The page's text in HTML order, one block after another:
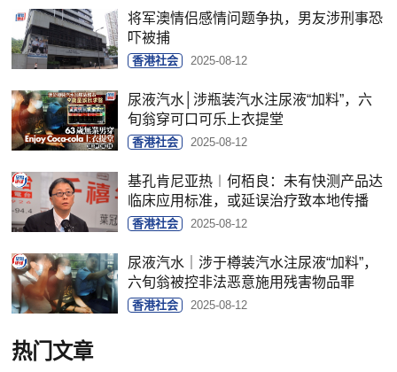
将军澳情侣感情问题争执，男友涉刑事恐
吓被捕
香港社会 2025-08-12
尿液汽水│涉瓶装汽水注尿液“加料”，六
旬翁穿可口可乐上衣提堂
香港社会 2025-08-12
基孔肯尼亚热︱何栢良：未有快测产品达
临床应用标准，或延误治疗致本地传播
香港社会 2025-08-12
尿液汽水｜涉于樽装汽水注尿液“加料”，
六旬翁被控非法恶意施用残害物品罪
香港社会 2025-08-12
热门文章